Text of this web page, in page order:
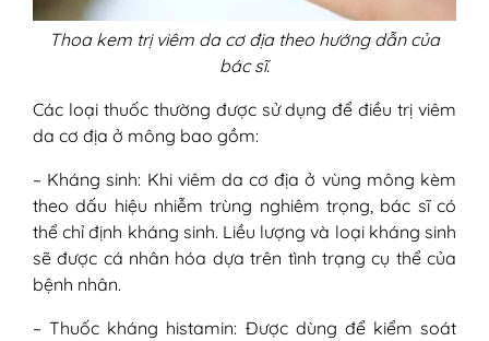
Thoa kem trị viêm da cơ địa theo hướng dẫn của
bác sĩ.
Các loại thuốc thường được sử dụng để điều trị viêm
da cơ địa ở mông bao gồm:
– Kháng sinh: Khi viêm da cơ địa ở vùng mông kèm
theo dấu hiệu nhiễm trùng nghiêm trọng, bác sĩ có
thể chỉ định kháng sinh. Liều lượng và loại kháng sinh
sẽ được cá nhân hóa dựa trên tình trạng cụ thể của
bệnh nhân.
– Thuốc kháng histamin: Được dùng để kiểm soát